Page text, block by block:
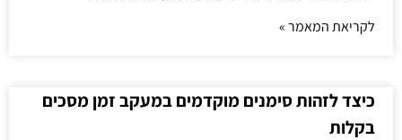
לקריאת המאמר »
כיצד לזהות סימנים מוקדמים במעקב זמן מסכים
בקלות